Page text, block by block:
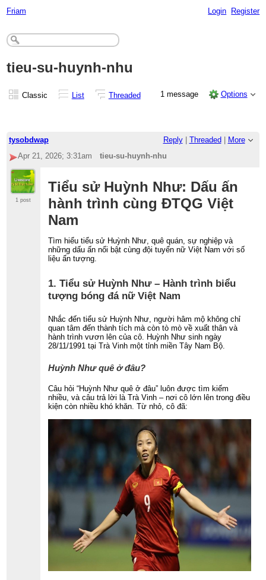
Friam Login Register
tieu-su-huynh-nhu
Classic List Threaded 1 message Options
tysobdwap Reply| Threaded
More
Apr 21, 2026; 3:31am
tieu-su-huynh-nhu
1 post
Tiểu sử Huỳnh Như: Dấu ấn
hành trình cùng ĐTQG Việt
Nam
Tìm hiểu tiểu sử Huỳnh Như, quê quán, sự nghiệp và
những dấu ấn nổi bật cùng đội tuyển nữ Việt Nam với số
liệu ấn tượng.
1. Tiểu sử Huỳnh Như – Hành trình biểu
tượng bóng đá nữ Việt Nam
Nhắc đến tiểu sử Huỳnh Như, người hâm mộ không chỉ
quan tâm đến thành tích mà còn tò mò về xuất thân và
hành trình vươn lên của cô. Huỳnh Như sinh ngày
28/11/1991 tại Trà Vinh một tỉnh miền Tây Nam Bộ.
Huỳnh Như quê ở đâu?
Câu hỏi “Huỳnh Như quê ở đâu” luôn được tìm kiếm
nhiều, và câu trả lời là Trà Vinh – nơi cô lớn lên trong điều
kiện còn nhiều khó khăn. Từ nhỏ, cô đã: